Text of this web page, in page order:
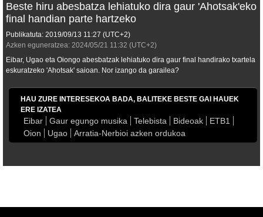
Beste hiru abesbatza lehiatuko dira gaur 'Ahotsak'eko
final handian parte hartzeko
Publikatuta: 2019/09/13 11:27 (UTC+2)
Azken eguneratzea: 2024/05/21 11:32 (UTC+2)
Eibar, Ugao eta Oiongo abesbatzak lehiatuko dira gaur final handirako txartela
eskuratzeko 'Ahotsak' saioan. Nor izango da garailea?
HAU ZURE INTERESEKOA BADA, BALITEKE BESTE GAI HAUEK
ERE IZATEA
Eibar Gaur egungo musika Telebista Bideoak
ETB1
Oion
Ugao Arratia-Nerbioi azken ordukoa